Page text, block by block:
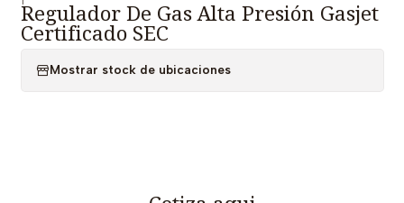
Regulador De Gas Alta Presión Gasjet
Certificado SEC
Mostrar stock de ubicaciones